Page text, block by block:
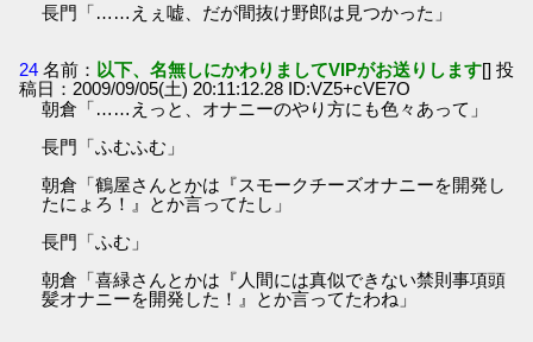
長門「……えぇ嘘、だが間抜け野郎は見つかった」
24 名前： 以下、名無しにかわりましてVIPがお送りします[] 投
稿日：2009/09/05(土) 20:11:12.28 ID:VZ5+cVE7O
朝倉「……えっと、オナニーのやり方にも色々あって」
長門「ふむふむ」
朝倉「鶴屋さんとかは『スモークチーズオナニーを開発し
たにょろ！』とか言ってたし」
長門「ふむ」
朝倉「喜緑さんとかは『人間には真似できない禁則事項頭
髪オナニーを開発した！』とか言ってたわね」